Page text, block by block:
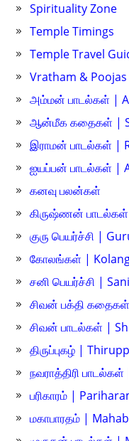
Spirituality Zone
Temple Timings
Temple Travel
Vratham & Poojas
அம்மன் பாடல்கள் |
ஆன்மீக கதைகள் |
இராமன் பாடல்கள் |
ஐயப்பன் பாடல்கள் |
கனவு பலன்கள்
கிருஷ்ணன்
குரு பெயர்ச்சி |
கோலங்கள் |
சனி பெயர்ச்சி |
சிவன் பக்தி
சிவன் பாடல்கள் |
திருப்புகழ் |
நவராத்திரி
பரிகாரம் |
மகாபாரதம் |